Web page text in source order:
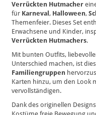
Verrückten Hutmacher
für Karneval, Halloween,
Themenfeier. Dieses Set
Erwachsene und Kinder,
Verrückten Hutmachers.
Mit bunten Outfits,
Unterschied machen, ist
Familiengruppen
Karten hinzu, um den Look
vervollständigen.
Dank des originellen